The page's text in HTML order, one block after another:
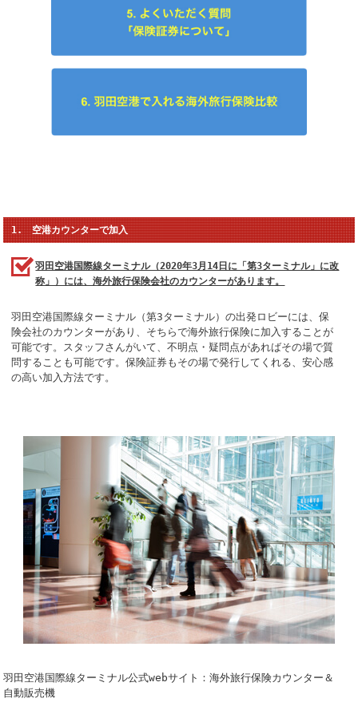
1. 空港カウンターで加入
羽田空港国際線ターミナル（2020年3月14日に「第3ターミナル」に改
称」）には、海外旅行保険会社のカウンターがあります。
羽田空港国際線ターミナル（第3ターミナル）の出発ロビーには、保
険会社のカウンターがあり、そちらで海外旅行保険に加入することが
可能です。スタッフさんがいて、不明点・疑問点があればその場で質
問することも可能です。保険証券もその場で発行してくれる、安心感
の高い加入方法です。
羽田空港国際線ターミナル公式webサイト：海外旅行保険カウンター＆
自動販売機